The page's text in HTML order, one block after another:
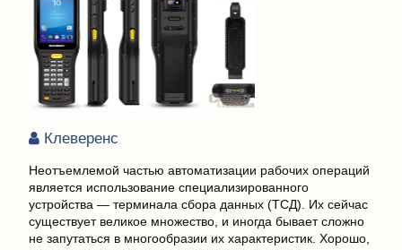
Клеверенс
Неотъемлемой частью автоматизации рабочих операций
является использование специализированного
устройства — терминала сбора данных (ТСД). Их сейчас
существует великое множество, и иногда бывает сложно
не запутаться в многообразии их характеристик. Хорошо,